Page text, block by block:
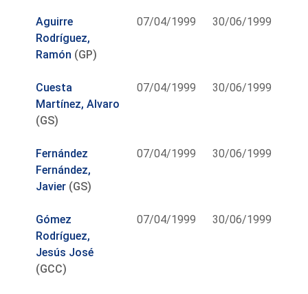
Aguirre
Rodríguez,
Ramón (GP)
07/04/1999 30/06/1999
Cuesta
Martínez, Alvaro
(GS)
07/04/1999 30/06/1999
Fernández
Fernández,
Javier (GS)
07/04/1999 30/06/1999
Gómez
Rodríguez,
Jesús José
(GCC)
07/04/1999 30/06/1999